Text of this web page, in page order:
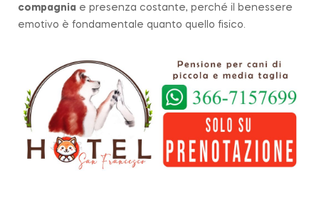
compagnia e presenza costante, perché il benessere
emotivo è fondamentale quanto quello fisico.